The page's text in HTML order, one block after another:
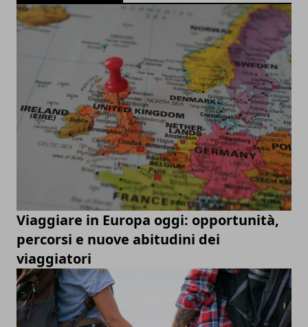
Viaggiare in Europa oggi: opportunità,
percorsi e nuove abitudini dei
viaggiatori